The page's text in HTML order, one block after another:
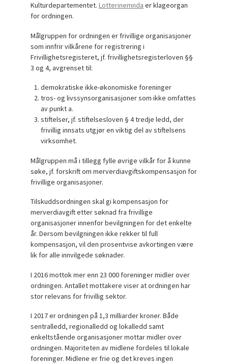
Kulturdepartementet.Lotterinemnda er klageorgan
for ordningen.
Målgruppen for ordningen er frivillige organisasjoner
som innfrir vilkårene for registrering i
Frivillighetsregisteret, jf. frivillighetsregisterloven §§
3 og 4, avgrenset til:
demokratiske ikke-økonomiske foreninger
tros- og livssynsorganisasjoner som ikke omfattes
av punkt a.
stiftelser, jf. stiftelsesloven § 4 tredje ledd, der
frivillig innsats utgjør en viktig del av stiftelsens
virksomhet.
Målgruppen må i tillegg fylle øvrige vilkår for å kunne
søke, jf. forskrift om merverdiavgiftskompensasjon for
frivillige organisasjoner.
Tilskuddsordningen skal gi kompensasjon for
merverdiavgift etter søknad fra frivillige
organisasjoner innenfor bevilgningen for det enkelte
år. Dersom bevilgningen ikke rekker til full
kompensasjon, vil den prosentvise avkortingen være
lik for alle innvilgede søknader.
I 2016 mottok mer enn 23 000 foreninger midler over
ordningen. Antallet mottakere viser at ordningen har
stor relevans for frivillig sektor.
I 2017 er ordningen på 1,3 milliarder kroner. Både
sentralledd, regionalledd og lokalledd samt
enkeltstående organisasjoner mottar midler over
ordningen. Majoriteten av midlene fordeles til lokale
foreninger. Midlene er frie og det kreves ingen